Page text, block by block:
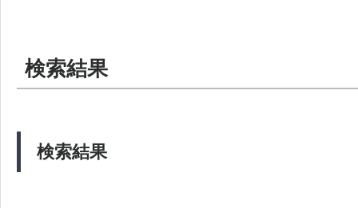
検索結果
検索結果